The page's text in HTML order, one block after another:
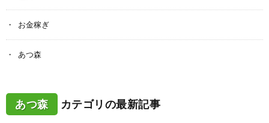
お金稼ぎ
あつ森
あつ森 カテゴリの最新記事